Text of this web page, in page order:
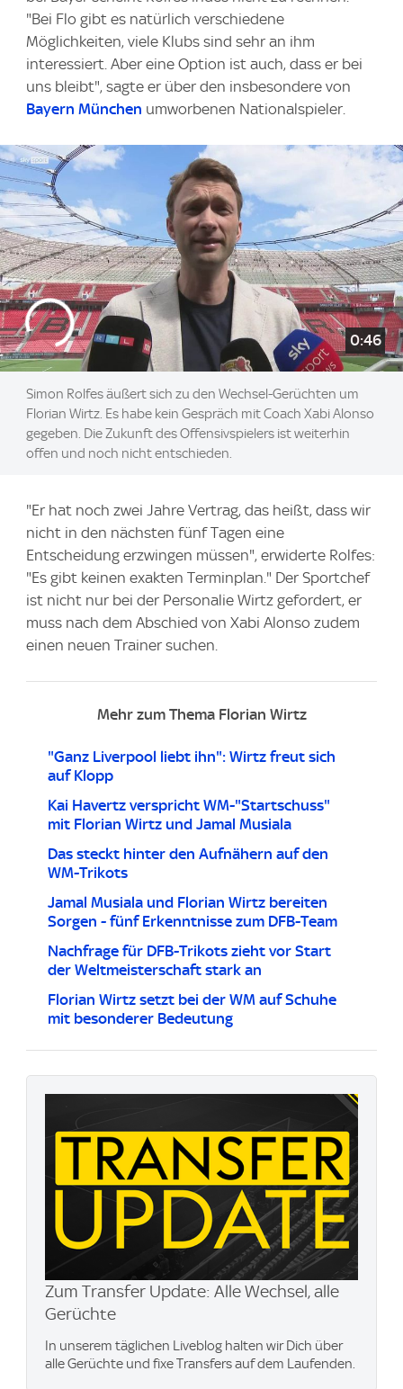
"Bei Flo gibt es natürlich verschiedene
Möglichkeiten, viele Klubs sind sehr an ihm
interessiert. Aber eine Option ist auch, dass er bei
uns bleibt", sagte er über den insbesondere von
Bayern München umworbenen Nationalspieler.
0:46
Simon Rolfes äußert sich zu den Wechsel-Gerüchten um
Florian Wirtz. Es habe kein Gespräch mit Coach Xabi Alonso
gegeben. Die Zukunft des Offensivspielers ist weiterhin
offen und noch nicht entschieden.
"Er hat noch zwei Jahre Vertrag, das heißt, dass wir
nicht in den nächsten fünf Tagen eine
Entscheidung erzwingen müssen", erwiderte Rolfes:
"Es gibt keinen exakten Terminplan." Der Sportchef
ist nicht nur bei der Personalie Wirtz gefordert, er
muss nach dem Abschied von Xabi Alonso zudem
einen neuen Trainer suchen.
Mehr zum Thema Florian Wirtz
"Ganz Liverpool liebt ihn": Wirtz freut sich
auf Klopp
Kai Havertz verspricht WM-"Startschuss"
mit Florian Wirtz und Jamal Musiala
Das steckt hinter den Aufnähern auf den
WM-Trikots
Jamal Musiala und Florian Wirtz bereiten
Sorgen - fünf Erkenntnisse zum DFB-Team
Nachfrage für DFB-Trikots zieht vor Start
der Weltmeisterschaft stark an
Florian Wirtz setzt bei der WM auf Schuhe
mit besonderer Bedeutung
Zum Transfer Update: Alle Wechsel, alle
Gerüchte
In unserem täglichen Liveblog halten wir Dich über
alle Gerüchte und fixe Transfers auf dem Laufenden.